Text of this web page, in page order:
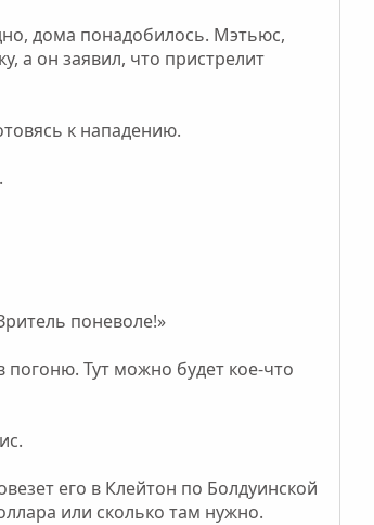
дома понадобилось. Мэтьюс,
а он заявил, что пристрелит
к нападению.
поневоле!»
Тут можно будет кое-что
его в Клейтон по Болдуинской
или сколько там нужно.